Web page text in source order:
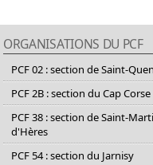
ORGANISATIONS DU PCF
PCF 02 : section de Saint-
PCF 2B : section du Cap Corse
PCF 38 : section de Saint-
d'Hères
PCF 54 : section du Jarnisy